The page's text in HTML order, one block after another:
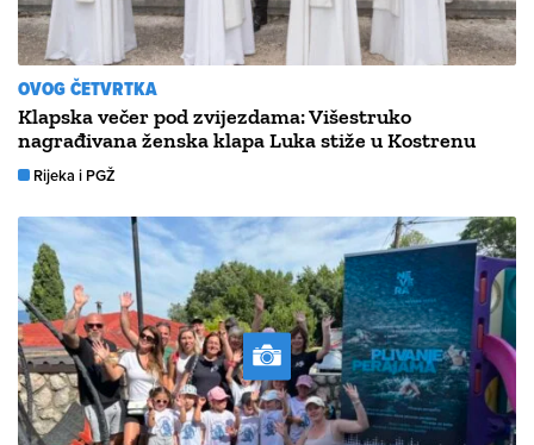
OVOG ČETVRTKA
Klapska večer pod zvijezdama: Višestruko
nagrađivana ženska klapa Luka stiže u Kostrenu
Rijeka i PGŽ